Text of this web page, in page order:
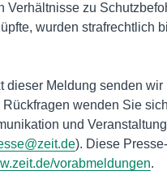
Verhältnisse zu
wurden strafrechtlich
dieser Meldung senden wir
wenden Sie
und
). Diese
vorabmeldungen.